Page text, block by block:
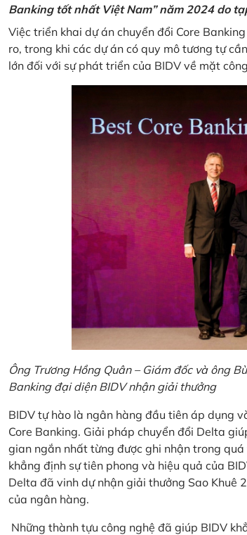
Banking tốt nhất Việt Nam” năm 2024 do
Việc triển khai dự án chuyển đổi Core
ro, trong khi các dự án có quy mô tương tự
lớn đối với sự phát triển của BIDV về mặt
Ông Trương Hồng Quân – Giám đốc và ông
Banking đại diện BIDV nhận giải thưởng
BIDV tự hào là ngân hàng đầu tiên áp dụng
Core Banking. Giải pháp chuyển đổi Delta
gian ngắn nhất từng được ghi nhận trong
khẳng định sự tiên phong và hiệu quả của
Delta đã vinh dự nhận giải thưởng Sao Khuê
của ngân hàng.
Những thành tựu công nghệ đã giúp BIDV